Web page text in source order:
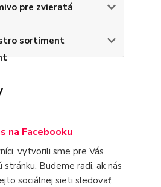
pre zvieratá
sortiment
na Facebooku
vytvorili sme pre Vás
stránku. Budeme radi, ak nás
sociálnej sieti sledovať.